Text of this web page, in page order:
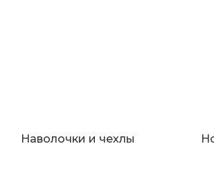
Наволочки и чехлы